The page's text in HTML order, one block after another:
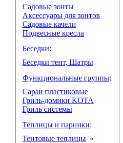
Садовые зонты
Аксессуары для зонтов
Садовые качели
Подвесные кресла
Беседки:
Беседки тент, Шатры
Функциональные группы:
Сараи пластиковые
Гриль-домики KOTA
Гриль системы
Теплицы и парники:
Тентовые теплицы «